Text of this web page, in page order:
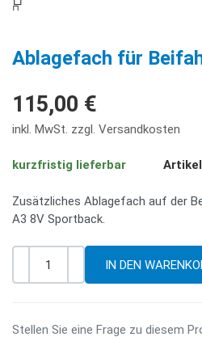
Ablagefach für
115,00 €
inkl. MwSt. zzgl. Versandkosten
kurzfristig lieferbar
Zusätzliches Ablagefach auf der
A3 8V Sportback.
Stellen Sie eine Frage zu diesem